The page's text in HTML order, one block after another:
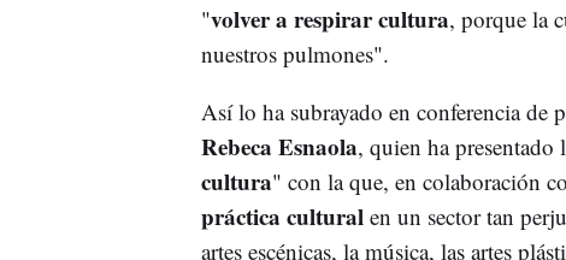
"volver a respirar cultura, porque la
nuestros pulmones".
Así lo ha subrayado en conferencia de
Rebeca Esnaola, quien ha presentado
cultura" con la que, en colaboración
práctica cultural en un sector tan
artes escénicas, la música, las artes